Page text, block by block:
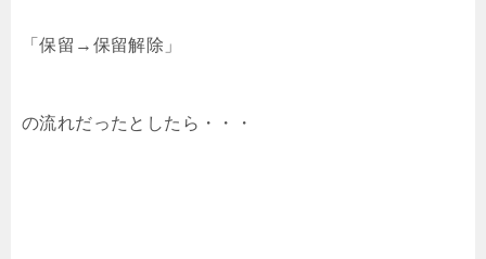
「保留→保留解除」
の流れだったとしたら・・・